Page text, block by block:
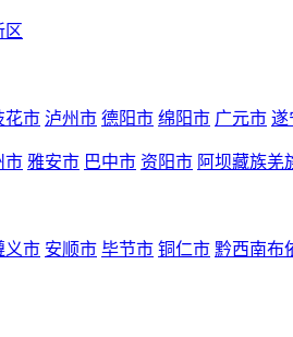
区
花市 泸州市 德阳市 绵阳市 广元市 遂
市 雅安市 巴中市 资阳市 阿坝藏族羌
义市 安顺市 毕节市 铜仁市 黔西南布